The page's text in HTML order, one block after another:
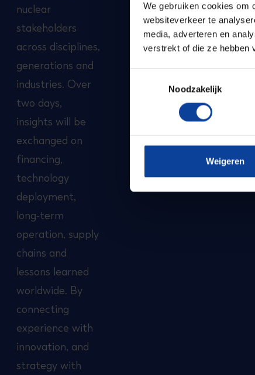
We gebruiken cookies om
websiteverkeer te
media, adverteren en
verstrekt of die ze hebben
Noodzakelijk
Weigeren
nuclear
stakeholders
across disciplines,
generations and
industries. Over
two days,
insights will be
exchanged on
financing,
technology
deployment,
long-term
operation, supply
chains and
lessons learned
worldwide. By
connecting
experience with
innovation, and
strategy with